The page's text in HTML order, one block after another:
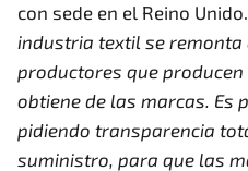
con sede en el Reino Unido.
industria textil se remonta
productores que
obtiene de las marcas. Es
pidiendo transparencia
suministro, para que las